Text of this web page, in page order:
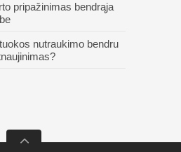
pripažinimas bendrąja
nutraukimo bendru